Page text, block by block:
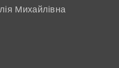
Михайлівна